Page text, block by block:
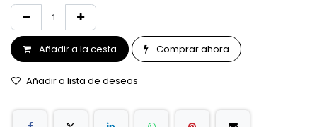
Añadir a la cesta Comprar ahora
Añadir a lista de deseos